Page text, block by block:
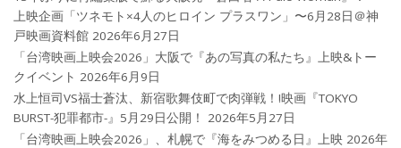
上映企画「ツネモト×4人のヒロイン プラスワン」〜6月28日＠神
戸映画資料館 2026年6月27日
「台湾映画上映会2026」大阪で『あの写真の私たち』上映&トー
クイベント 2026年6月9日
水上恒司VS福士蒼汰、新宿歌舞伎町で肉弾戦！!映画『TOKYO
BURST-犯罪都市-』5月29日公開！
2026年5月27日
「台湾映画上映会2026」、札幌で『海をみつめる日』上映 2026年